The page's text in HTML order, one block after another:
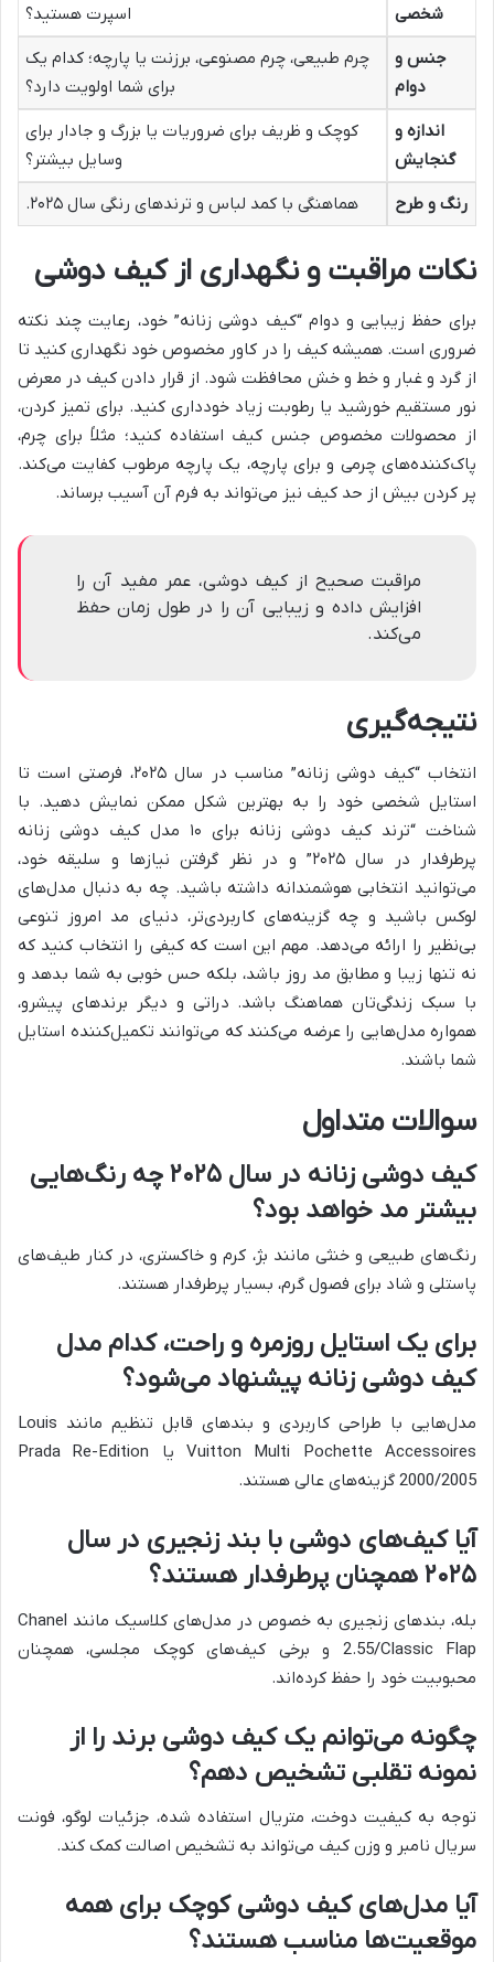
شخصی
اسپرت هستید؟
جنس و
دوام
چرم طبیعی، چرم مصنوعی، برزنت یا پارچه؛ کدام یک
برای شما اولویت دارد؟
اندازه و
گنجایش
کوچک و ظریف برای ضروریات یا بزرگ و جادار برای
وسایل بیشتر؟
رنگ و طرح
هماهنگی با کمد لباس و ترندهای رنگی سال ۲۰۲۵.
نکات مراقبت و نگهداری از کیف دوشی
برای حفظ زیبایی و دوام “کیف دوشی زنانه” خود، رعایت چند نکته
ضروری است. همیشه کیف را در کاور مخصوص خود نگهداری کنید تا
از گرد و غبار و خط و خش محافظت شود. از قرار دادن کیف در معرض
نور مستقیم خورشید یا رطوبت زیاد خودداری کنید. برای تمیز کردن،
از محصولات مخصوص جنس کیف استفاده کنید؛ مثلاً برای چرم،
پاک‌کننده‌های چرمی و برای پارچه، یک پارچه مرطوب کفایت می‌کند.
پر کردن بیش از حد کیف نیز می‌تواند به فرم آن آسیب برساند.
مراقبت صحیح از کیف دوشی، عمر مفید آن را
افزایش داده و زیبایی آن را در طول زمان حفظ
می‌کند.
نتیجه‌گیری
انتخاب “کیف دوشی زنانه” مناسب در سال ۲۰۲۵، فرصتی است تا
استایل شخصی خود را به بهترین شکل ممکن نمایش دهید. با
شناخت “ترند کیف دوشی زنانه برای ۱۰ مدل کیف دوشی زنانه
پرطرفدار در سال ۲۰۲۵” و در نظر گرفتن نیازها و سلیقه خود،
می‌توانید انتخابی هوشمندانه داشته باشید. چه به دنبال مدل‌های
لوکس باشید و چه گزینه‌های کاربردی‌تر، دنیای مد امروز تنوعی
بی‌نظیر را ارائه می‌دهد. مهم این است که کیفی را انتخاب کنید که
نه تنها زیبا و مطابق مد روز باشد، بلکه حس خوبی به شما بدهد و
با سبک زندگی‌تان هماهنگ باشد. دراتی و دیگر برندهای پیشرو،
همواره مدل‌هایی را عرضه می‌کنند که می‌توانند تکمیل‌کننده استایل
شما باشند.
سوالات متداول
کیف دوشی زنانه در سال ۲۰۲۵ چه رنگ‌هایی
بیشتر مد خواهد بود؟
رنگ‌های طبیعی و خنثی مانند بژ، کرم و خاکستری، در کنار طیف‌های
پاستلی و شاد برای فصول گرم، بسیار پرطرفدار هستند.
برای یک استایل روزمره و راحت، کدام مدل
کیف دوشی زنانه پیشنهاد می‌شود؟
مدل‌هایی با طراحی کاربردی و بندهای قابل تنظیم مانند Louis
Vuitton Multi Pochette Accessoires یا Prada Re-Edition
2000/2005 گزینه‌های عالی هستند.
آیا کیف‌های دوشی با بند زنجیری در سال
۲۰۲۵ همچنان پرطرفدار هستند؟
بله، بندهای زنجیری به خصوص در مدل‌های کلاسیک مانند Chanel
2.55/Classic Flap و برخی کیف‌های کوچک مجلسی، همچنان
محبوبیت خود را حفظ کرده‌اند.
چگونه می‌توانم یک کیف دوشی برند را از
نمونه تقلبی تشخیص دهم؟
توجه به کیفیت دوخت، متریال استفاده شده، جزئیات لوگو، فونت
سریال نامبر و وزن کیف می‌تواند به تشخیص اصالت کمک کند.
آیا مدل‌های کیف دوشی کوچک برای همه
موقعیت‌ها مناسب هستند؟